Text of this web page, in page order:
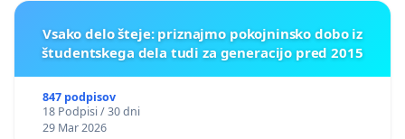
Vsako delo šteje: priznajmo pokojninsko dobo iz
študentskega dela tudi za generacijo pred 2015
847 podpisov
18 Podpisi / 30 dni
29 Mar 2026